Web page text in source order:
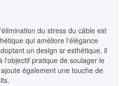
du stress du câble est
qui améliore l'élégance
un design sr esthétique, il
l'objectif pratique de soulager le
également une touche de